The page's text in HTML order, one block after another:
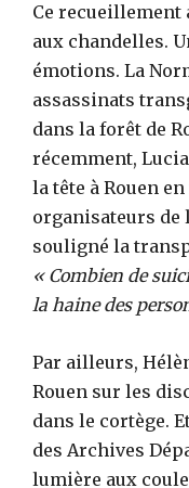
Ce recueillement
aux chandelles.
émotions. La
assassinats
dans la forêt de
récemment, Lucia
la tête à Rouen
organisateurs de
souligné la
« Combien de
la haine des
Par ailleurs,
Rouen sur les
dans le cortège.
des Archives
lumière aux